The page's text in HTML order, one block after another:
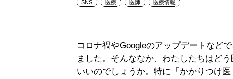
SNS 医療 医師 医療情報
コロナ禍やGoogleのアップデートなど
ました。そんななか、わたしたちはど
いいのでしょうか。特に「かかりつけ